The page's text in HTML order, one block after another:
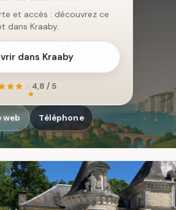
Sans inscription
de Laubertie
et accès : découvrez ce
dans Kraaby
4,8 / 5
de Laubertie
Laubertie
Bloux
web Téléphone